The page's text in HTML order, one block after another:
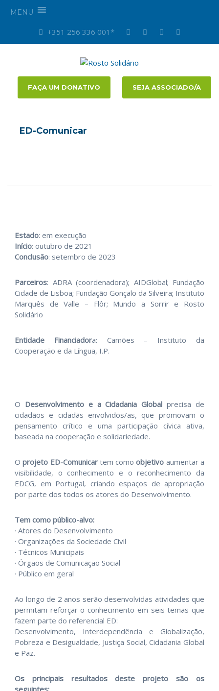
MENU
+351 256 336 001*
FAÇA UM DONATIVO SEJA ASSOCIADO/A
ED-Comunicar
Estado: em execução
Início: outubro de 2021
Conclusão: setembro de 2023
Parceiros: ADRA (coordenadora); AIDGlobal; Fundação
Cidade de Lisboa; Fundação Gonçalo da Silveira; Instituto
Marquês de Valle – Flôr; Mundo a Sorrir e Rosto
Solidário
Entidade Financiadora: Camões – Instituto da
Cooperação e da Língua, I.P.
O Desenvolvimento e a Cidadania Global precisa de
cidadãos e cidadãs envolvidos/as, que promovam o
pensamento crítico e uma participação cívica ativa,
baseada na cooperação e solidariedade.
Oprojeto ED-Comunicartem comoobjetivo aumentar a
visibilidade, o conhecimento e o reconhecimento da
EDCG, em Portugal, criando espaços de apropriação
por parte dos todos os atores do Desenvolvimento.
Tem como público-alvo:
· Atores do Desenvolvimento
· Organizações da Sociedade Civil
· Técnicos Municipais
· Órgãos de Comunicação Social
· Público em geral
Ao longo de 2 anos serão desenvolvidas atividades que
permitam reforçar o conhecimento em seis temas que
fazem parte do referencial ED:
Desenvolvimento, Interdependência e Globalização,
Pobreza e Desigualdade, Justiça Social, Cidadania Global
e Paz.
Os principais resultados deste projeto são os
seguintes: